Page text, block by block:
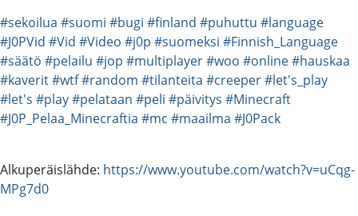
#sekoilua #suomi #bugi #finland #puhuttu #language
#J0PVid #Vid #Video #j0p #suomeksi #Finnish_Language
#säätö #pelailu #jop #multiplayer#woo #online#hauskaa
#kaverit#wtf#random #tilanteita #creeper#let's_play
#let's #play#pelataan #peli #päivitys #Minecraft
#J0P_Pelaa_Minecraftia #mc #maailma #J0Pack
Alkuperäislähde: https://www.youtube.com/watch?v=uCqg-
MPg7d0